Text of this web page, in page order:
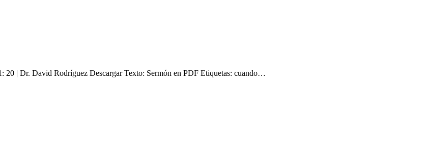
20 | Dr. David Rodríguez Descargar Texto: Sermón en PDF Etiquetas: cuando…